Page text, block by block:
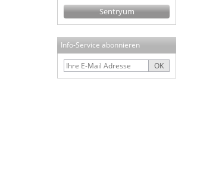
Sentryum
Info-Service abonnieren
OK